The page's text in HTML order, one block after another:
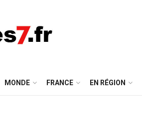
MONDE FRANCE EN RÉGION